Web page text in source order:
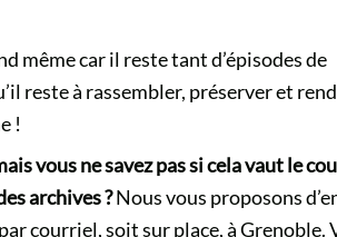
même car il reste tant d’épisodes de
reste à rassembler, préserver et
!
vous ne savez pas si cela vaut le
archives ?Nous vous proposons
courriel, soit sur place, à Grenoble.